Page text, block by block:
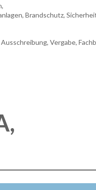
Brandschutz,
Vergabe,